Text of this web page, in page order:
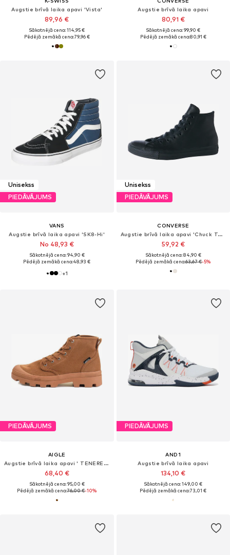
Augstie brīvā laika apavi 'Vista'
89,96 €
Sākotnējā cena: 114,95 €
Pēdējā zemākā cena:79,96 €
Augstie brīvā laika apavi
80,91 €
Sākotnējā cena: 99,90 €
Pēdējā zemākā cena:80,91 €
Unisekss
PIEDĀVĀJUMS
VANS
Augstie brīvā laika apavi 'SK8-Hi'
No 48,93 €
Sākotnējā cena: 94,90 €
Pēdējā zemākā cena:48,93 €
+1
Unisekss
PIEDĀVĀJUMS
CONVERSE
Augstie brīvā laika apavi 'Chuck Taylor All Star Leather'
59,92 €
Sākotnējā cena: 84,90 €
Pēdējā zemākā cena:63,67 €-5%
PIEDĀVĀJUMS
AIGLE
Augstie brīvā laika apavi ' TENERE CVS UNISEX '
68,40 €
Sākotnējā cena: 95,00 €
Pēdējā zemākā cena:76,00 €-10%
PIEDĀVĀJUMS
AND1
Augstie brīvā laika apavi
134,10 €
Sākotnējā cena: 149,00 €
Pēdējā zemākā cena:73,01 €